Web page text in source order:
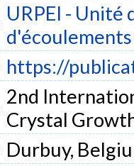
URPEI - Unité
https://
2nd
Crystal
Durbuy,